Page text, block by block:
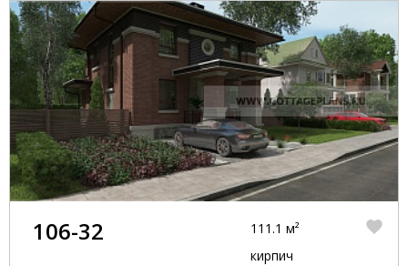
106-32
111.1 м²
кирпич